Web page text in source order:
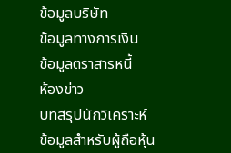
ข้อมูลบริษัท
ข้อมูลทางการเงิน
ข้อมูลตราสารหนี้
ห้องข่าว
บทสรุปนักวิเคราะห์
ข้อมูลสำหรับผู้ถือหุ้น